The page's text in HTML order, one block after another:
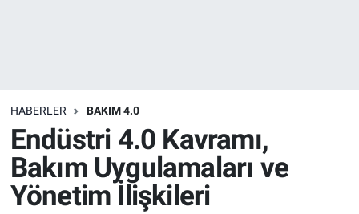
HABERLER BAKIM 4.0
Endüstri 4.0 Kavramı,
Bakım Uygulamaları ve
Yönetim İlişkileri
İnşaat ve Malzeme
HaberOrtak